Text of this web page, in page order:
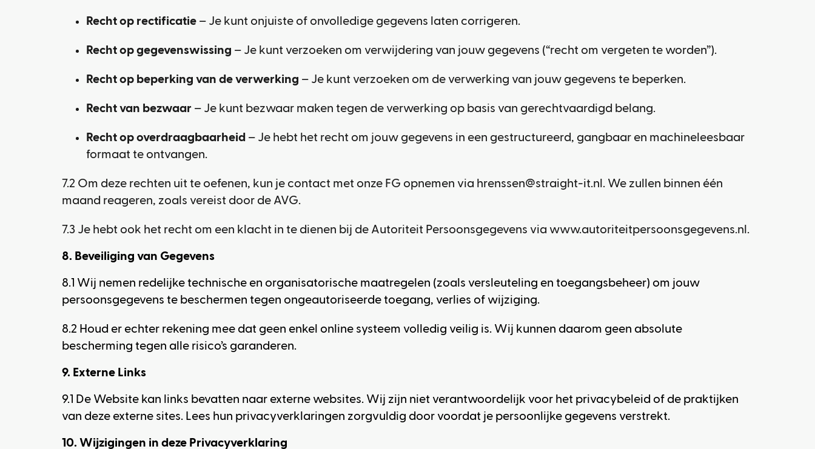
Recht op rectificatie – Je kunt onjuiste of onvolledige gegevens laten corrigeren.
Recht op gegevenswissing – Je kunt verzoeken om verwijdering van jouw gegevens (“recht om vergeten te worden”).
Recht op beperking van de verwerking – Je kunt verzoeken om de verwerking van jouw gegevens te beperken.
Recht van bezwaar – Je kunt bezwaar maken tegen de verwerking op basis van gerechtvaardigd belang.
Recht op overdraagbaarheid – Je hebt het recht om jouw gegevens in een gestructureerd, gangbaar en machineleesbaar
formaat te ontvangen.
7.2 Om deze rechten uit te oefenen, kun je contact met onze FG opnemen via hrenssen@straight-it.nl . We zullen binnen één
maand reageren, zoals vereist door de AVG.
7.3 Je hebt ook het recht om een klacht in te dienen bij de Autoriteit Persoonsgegevens via www.autoriteitpersoonsgegevens.nl .
8. Beveiliging van Gegevens
8.1 Wij nemen redelijke technische en organisatorische maatregelen (zoals versleuteling en toegangsbeheer) om jouw
persoonsgegevens te beschermen tegen ongeautoriseerde toegang, verlies of wijziging.
8.2 Houd er echter rekening mee dat geen enkel online systeem volledig veilig is. Wij kunnen daarom geen absolute
bescherming tegen alle risico’s garanderen.
9. Externe Links
9.1 De Website kan links bevatten naar externe websites. Wij zijn niet verantwoordelijk voor het privacybeleid of de praktijken
van deze externe sites. Lees hun privacyverklaringen zorgvuldig door voordat je persoonlijke gegevens verstrekt.
10. Wijzigingen in deze Privacyverklaring